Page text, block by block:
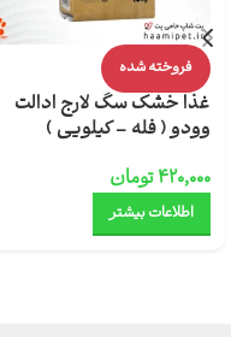
فروخته شده
غذا خشک سگ لارج ادالت
وودو ( فله – کیلویی )
۴۲۰,۰۰۰تومان
اطلاعات بیشتر